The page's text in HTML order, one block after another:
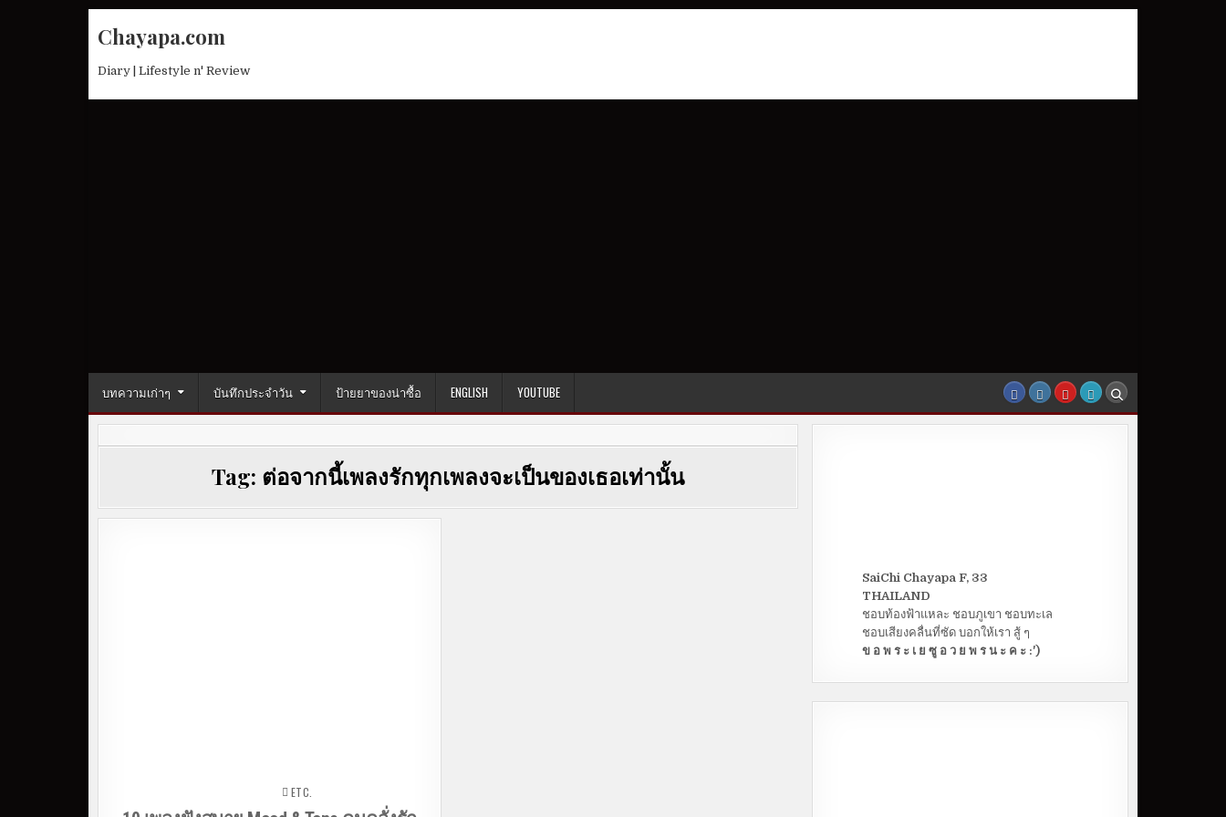
Chayapa.com
Diary | Lifestyle n' Review
บทความเก่าๆ บันทึกประจำวัน ป้ายยาของน่าซื้อ ENGLISH YOUTUBE
Tag: ต่อจากนี้เพลงรักทุกเพลงจะเป็นของเธอเท่านั้น
ETC.
SaiChi Chayapa F, 33
THAILAND
ชอบท้องฟ้าแหละ ชอบภูเขา ชอบทะเล
ชอบเสียงคลื่นที่ซัด บอกให้เรา สู้ ๆ
ข อ พ ร ะ เ ย ซู อ ว ย พ ร น ะ ค ะ :')